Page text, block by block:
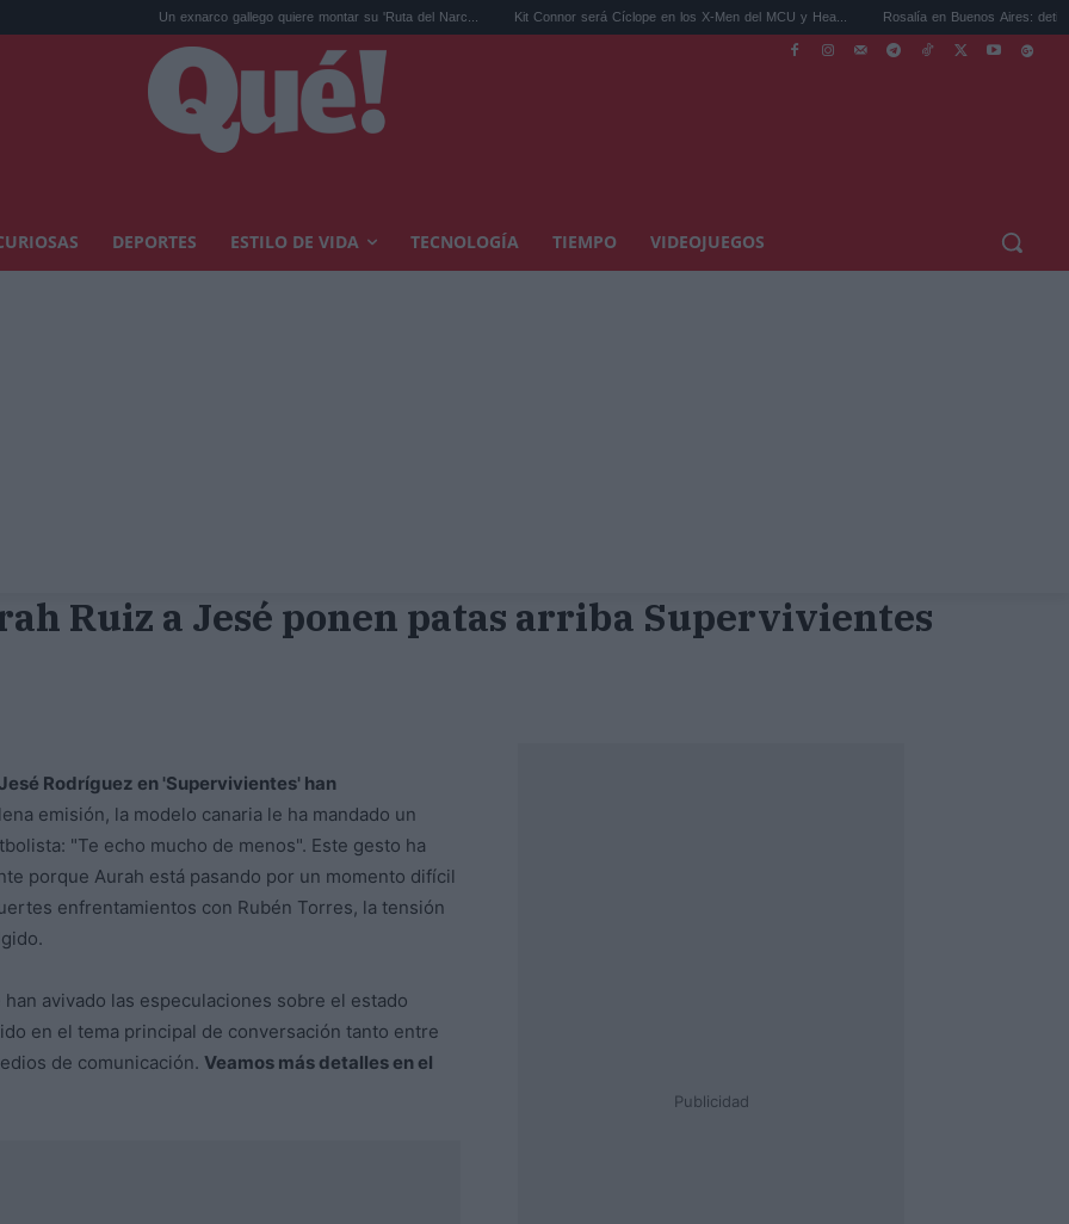
Un exnarco gallego quiere montar su 'Ruta del Narc... Kit Connor será Cíclope en los X-Men del MCU y Hea... Rosalía en Buenos Aires: detiene el
DEPORTES ESTILO DE VIDA TECNOLOGÍA TIEMPO VIDEOJUEGOS
Ruiz a Jesé ponen patas arriba Supervivientes
Rodríguez en 'Supervivientes' han
emisión, la modelo canaria le ha mandado un
"Te echo mucho de menos". Este gesto ha
porque Aurah está pasando por un momento difícil
enfrentamientos con Rubén Torres, la tensión
avivado las especulaciones sobre el estado
en el tema principal de conversación tanto entre
de comunicación. Veamos más detalles en el
Publicidad